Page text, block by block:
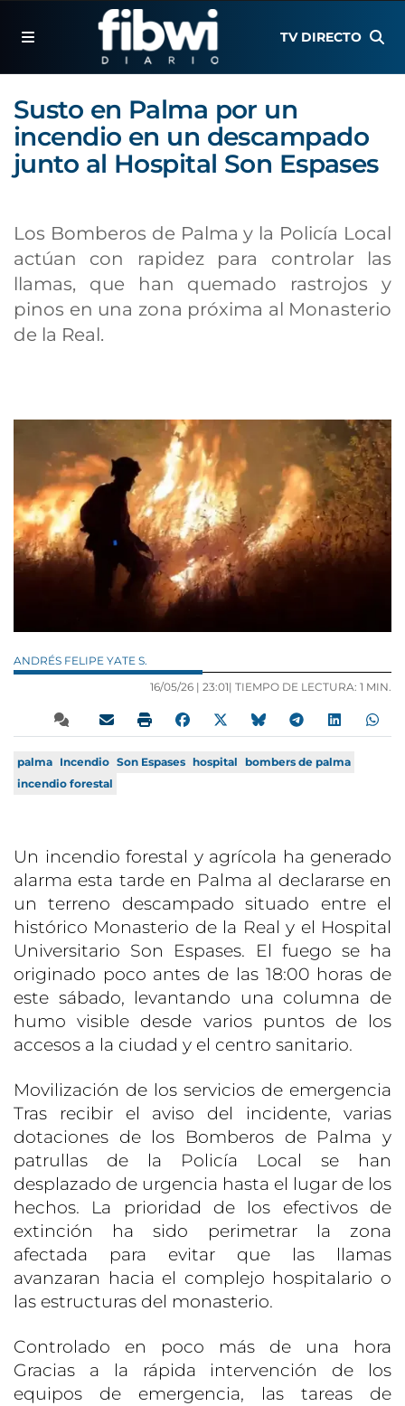
TV DIRECTO
Susto en Palma por un
incendio en un descampado
junto al Hospital Son Espases
Los Bomberos de Palma y la Policía Local
actúan con rapidez para controlar las
llamas, que han quemado rastrojos y
pinos en una zona próxima al Monasterio
de la Real.
ANDRÉS FELIPE YATE S.
16/05/26 | 23:01| TIEMPO DE LECTURA: 1 MIN.
palma Incendio Son Espases hospital bombers de palma
incendio forestal
Un incendio forestal y agrícola ha generado
alarma esta tarde en Palma al declararse en
un terreno descampado situado entre el
histórico Monasterio de la Real y el Hospital
Universitario Son Espases. El fuego se ha
originado poco antes de las 18:00 horas de
este sábado, levantando una columna de
humo visible desde varios puntos de los
accesos a la ciudad y el centro sanitario.
Movilización de los servicios de emergencia
Tras recibir el aviso del incidente, varias
dotaciones de los Bomberos de Palma y
patrullas de la Policía Local se han
desplazado de urgencia hasta el lugar de los
hechos. La prioridad de los efectivos de
extinción ha sido perimetrar la zona
afectada para evitar que las llamas
avanzaran hacia el complejo hospitalario o
las estructuras del monasterio.
Controlado en poco más de una hora
Gracias a la rápida intervención de los
equipos de emergencia, las tareas de